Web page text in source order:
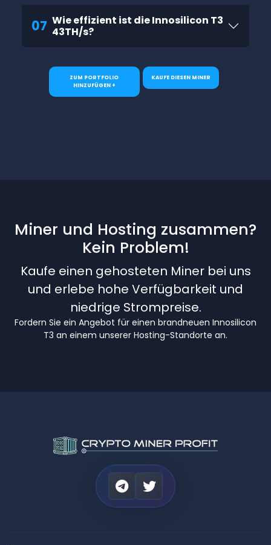
07 Wie effizient ist die Innosilicon T3
43TH/s?
ZUM PORTFOLIO
HINZUFÜGEN +
KAUFE DIESEN MINER
Miner und Hosting zusammen?
Kein Problem!
Kaufe einen gehosteten Miner bei uns
und erlebe hohe Verfügbarkeit und
niedrige Strompreise.
Fordern Sie ein Angebot für einen brandneuen Innosilicon
T3 an einem unserer Hosting-Standorte an.